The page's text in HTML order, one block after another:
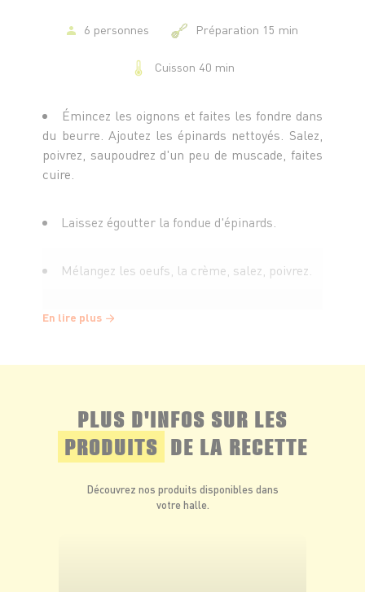
6 personnes Préparation 15 min
Cuisson 40 min
Émincez les oignons et faites les fondre dans
du beurre. Ajoutez les épinards nettoyés. Salez,
poivrez, saupoudrez d'un peu de muscade, faites
cuire.
Laissez égoutter la fondue d'épinards.
Mélangez les oeufs, la crème, salez, poivrez.
Étalez votre pâte brisée dans un moule.
Parsemez-en le fond avec un peu de
Émiettez la Feta et répartissez-là sur la
En lire plus
PLUS D'INFOS SUR LES
PRODUITS DE LA RECETTE
Découvrez nos produits disponibles dans
votre halle.